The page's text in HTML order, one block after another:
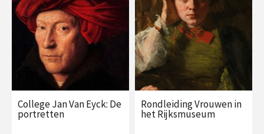
College Jan Van Eyck: De
portretten
Rondleiding Vrouwen in
het Rijksmuseum